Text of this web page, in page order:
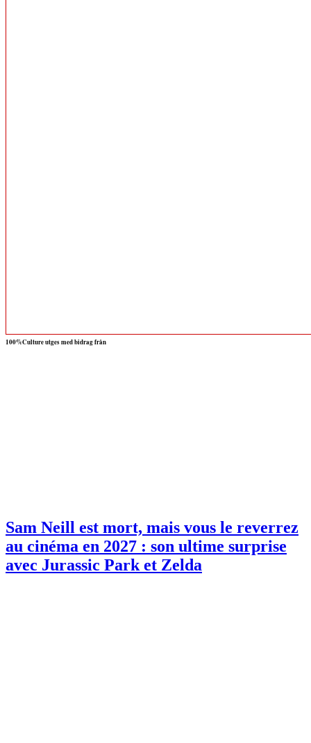
100%Culture utges med bidrag från
Sam Neill est mort, mais vous le reverrez
au cinéma en 2027 : son ultime surprise
avec Jurassic Park et Zelda